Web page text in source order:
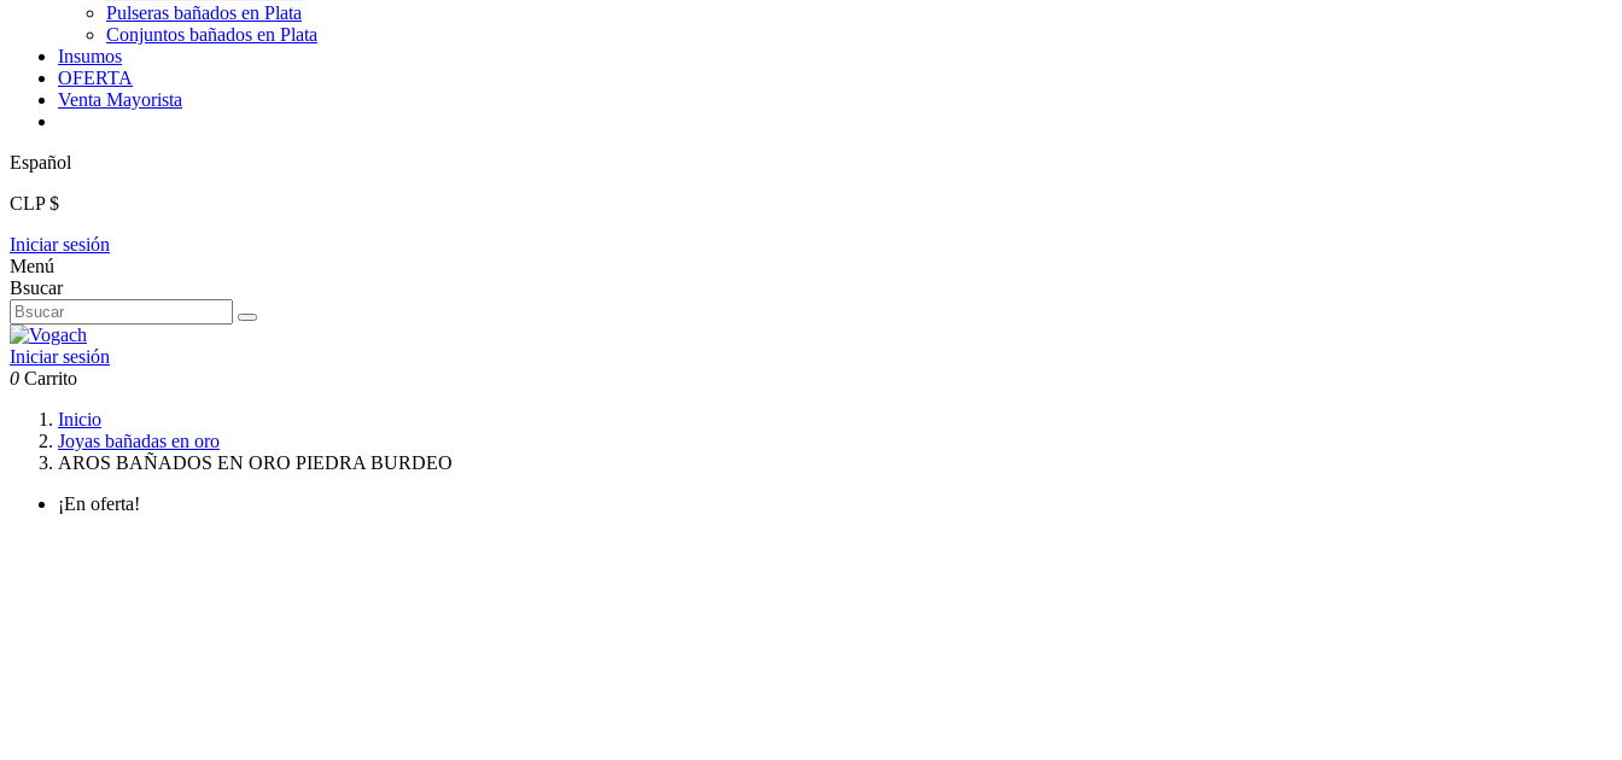
Pulseras bañados en Plata
Conjuntos bañados en Plata
Insumos
OFERTA
Venta Mayorista
Español
CLP $
Iniciar sesión
Menú
Bsucar
Iniciar sesión
0 Carrito
Inicio
Joyas bañadas en oro
AROS BAÑADOS EN ORO PIEDRA BURDEO
¡En oferta!